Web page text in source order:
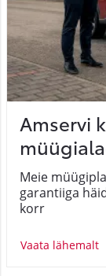
Amservi
Meie
garantiiga
korr
Vaata lähemalt